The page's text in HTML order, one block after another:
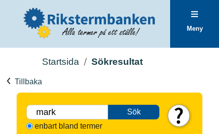
Meny
Startsida Sökresultat
Tillbaka
Sök
enbart bland termer